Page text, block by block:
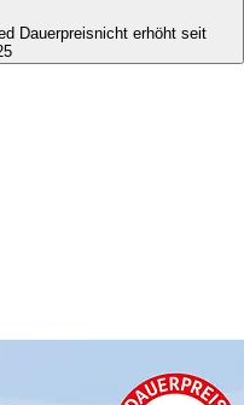
Dauerpreisnicht erhöht seit